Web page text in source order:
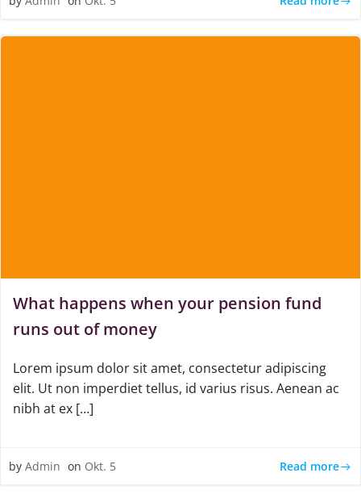
What happens when your pension fund
runs out of money
Lorem ipsum dolor sit amet, consectetur adipiscing
elit. Ut non imperdiet tellus, id varius risus. Aenean ac
nibh at ex […]
by Admin on Okt. 5 Read more